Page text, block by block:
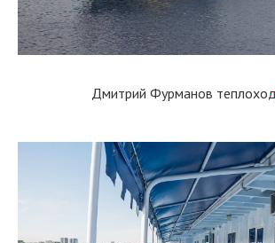
Дмитрий Фурманов теплоход